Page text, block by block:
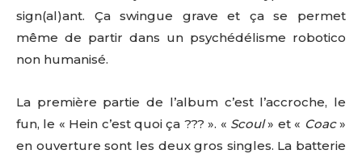
sign(al)ant. Ça swingue grave et ça se permet
même de partir dans un psychédélisme robotico
non humanisé.
La première partie de l’album c’est l’accroche, le
fun, le « Hein c’est quoi ça ??? ». « Scoul» et « Coac»
en ouverture sont les deux gros singles. La batterie